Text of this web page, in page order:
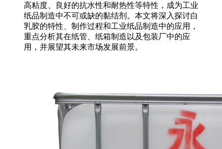
高粘度、良好的抗水性和耐热性等特性，成为工业
纸品制造中不可或缺的黏结剂。本文将深入探讨白
乳胶的特性、制作过程和工业纸品制造中的应用，
重点分析其在纸管、纸箱制造以及包装厂中的应
用，并展望其未来市场发展前景。